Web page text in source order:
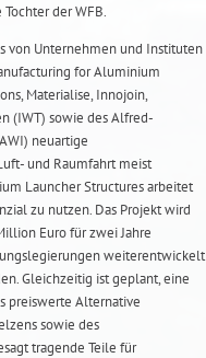
der WFB.
von Unternehmen und Instituten
for Aluminium
Materialise, Innojoin,
(IWT) sowie des Alfred-
neuartige
und Raumfahrt meist
Launcher Structures arbeitet
zu nutzen. Das Projekt wird
Euro für zwei Jahre
weiterentwickelt
Gleichzeitig ist geplant, eine
preiswerte Alternative
sowie des
tragende Teile für